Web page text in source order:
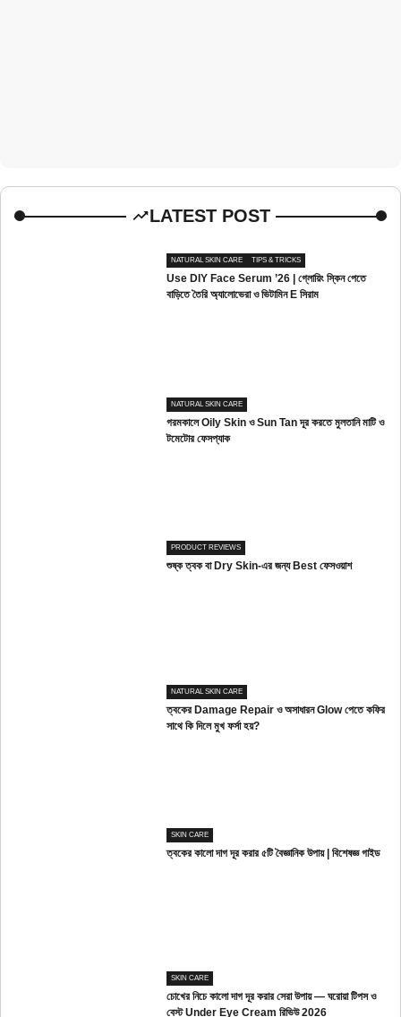
LATEST POST
NATURAL SKIN CARE TIPS & TRICKS
Use DIY Face Serum ’26 | গ্লোয়িং স্কিন পেতে
বাড়িতে তৈরি অ্যালোভেরা ও ভিটামিন E সিরাম
NATURAL SKIN CARE
গরমকালে Oily Skin ও Sun Tan দূর করতে মুলতানি মাটি ও
টমেটোর ফেসপ্যাক
PRODUCT REVIEWS
শুষ্ক ত্বক বা Dry Skin-এর জন্য Best ফেসওয়াশ
NATURAL SKIN CARE
ত্বকের Damage Repair ও অসাধারন Glow পেতে কফির
সাথে কি দিলে মুখ ফর্সা হয়?
SKIN CARE
ত্বকের কালো দাগ দূর করার ৫টি বৈজ্ঞানিক উপায় | বিশেষজ্ঞ গাইড
SKIN CARE
চোখের নিচে কালো দাগ দূর করার সেরা উপায় — ঘরোয়া টিপস ও
বেস্ট Under Eye Cream রিভিউ 2026